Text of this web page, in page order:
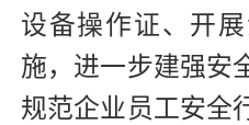
设备操作证、开
施，进一步建强安
规范企业员工安全